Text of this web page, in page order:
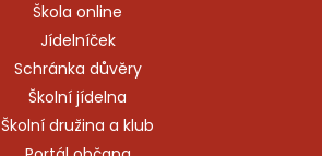
Škola online
Jídelníček
Schránka důvěry
Školní jídelna
Školní družina a klub